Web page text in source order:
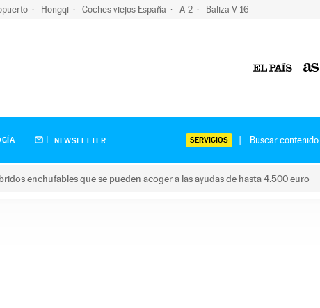
Hongqi Coches viejos España A-2 Baliza V-16
NEWSLETTER SERVICIOS
enchufables que se pueden acoger a las ayudas de hasta 4.500 euro